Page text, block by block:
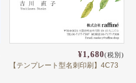
¥1,680(税別)
【テンプレート型名刺印刷】4C73